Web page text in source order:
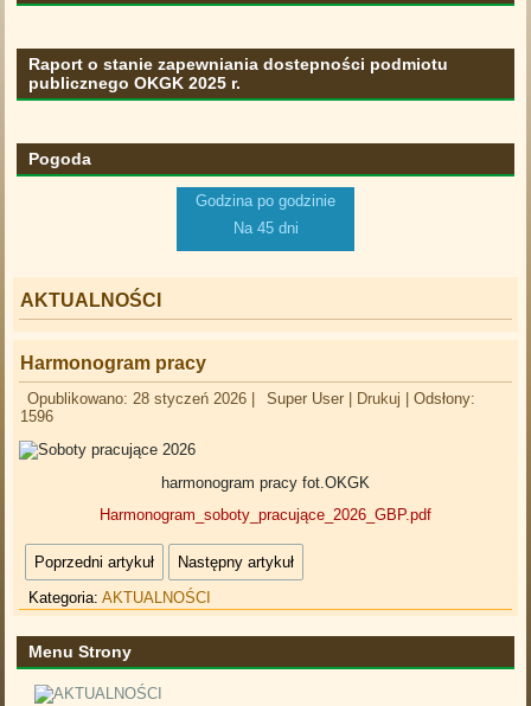
Raport o stanie zapewniania dostepności podmiotu
publicznego OKGK 2025 r.
Pogoda
Godzina po godzinie
Na 45 dni
AKTUALNOŚCI
Harmonogram pracy
Opublikowano: 28 styczeń 2026 Super User Drukuj |Odsłony:
1596
harmonogram pracy fot.OKGK
Harmonogram_soboty_pracujące_2026_GBP.pdf
Poprzedni artykuł
Następny artykuł
Kategoria:AKTUALNOŚCI
Menu Strony